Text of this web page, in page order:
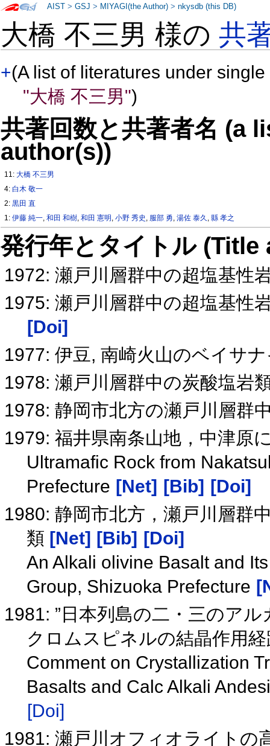
大橋 不三男 様の共
+(A list of literatures under
"大橋 不三男")
共著回数と共著者名 (a
author(s))
11:大橋 不三男
4:白木 敬一
2:黒田 直
1:伊藤 純一,和田 和樹,和田 憲明 ,小野 秀史 , 服部 勇,湯佐 泰久 ,縣 孝之
発行年とタイトル
1972: 瀬戸川層群中の超塩基性
1975: 瀬戸川層群中の超塩基性
[Doi]
1977: 伊豆, 南崎火山のベイサ
1978: 瀬戸川層群中の炭酸塩岩
1978: 静岡市北方の瀬戸川層群
1979: 福井県南条山地，中津原
Ultramafic Rock from
Prefecture [Net] [Bib]
[Doi]
1980: 静岡市北方，瀬戸川層群
類 [Net] [Bib]
[Doi]
An Alkali olivine Basalt and
Group, Shizuoka Prefecture
1981: ”日本列島の二・三のア
クロムスピネルの結晶作用
Comment on Crystallization
Basalts and Calc Alkali
[Doi]
1981: 瀬戸川オフィオライト
AIST >GSJ > MIYAGI(the Author) >nkysdb (this DB)